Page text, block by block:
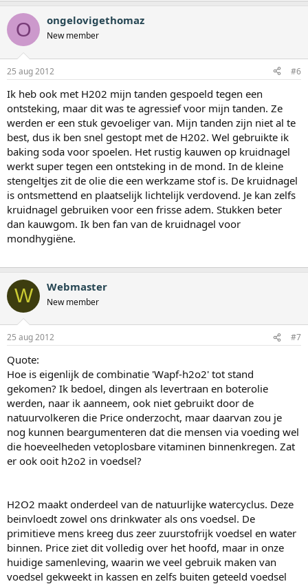
O ongelovigethomaz
New member
25 aug 2012 #6
Ik heb ook met H202 mijn tanden gespoeld tegen een
ontsteking, maar dit was te agressief voor mijn tanden. Ze
werden er een stuk gevoeliger van. Mijn tanden zijn niet al te
best, dus ik ben snel gestopt met de H202. Wel gebruikte ik
baking soda voor spoelen. Het rustig kauwen op kruidnagel
werkt super tegen een ontsteking in de mond. In de kleine
stengeltjes zit de olie die een werkzame stof is. De kruidnagel
is ontsmettend en plaatselijk lichtelijk verdovend. Je kan zelfs
kruidnagel gebruiken voor een frisse adem. Stukken beter
dan kauwgom. Ik ben fan van de kruidnagel voor
mondhygiëne.
W Webmaster
New member
25 aug 2012 #7
Quote:
Hoe is eigenlijk de combinatie 'Wapf-h2o2' tot stand
gekomen? Ik bedoel, dingen als levertraan en boterolie
werden, naar ik aanneem, ook niet gebruikt door de
natuurvolkeren die Price onderzocht, maar daarvan zou je
nog kunnen beargumenteren dat die mensen via voeding wel
die hoeveelheden vetoplosbare vitaminen binnenkregen. Zat
er ook ooit h2o2 in voedsel?
H2O2 maakt onderdeel van de natuurlijke watercyclus. Deze
beinvloedt zowel ons drinkwater als ons voedsel. De
primitieve mens kreeg dus zeer zuurstofrijk voedsel en water
binnen. Price ziet dit volledig over het hoofd, maar in onze
huidige samenleving, waarin we veel gebruik maken van
voedsel gekweekt in kassen en zelfs buiten geteeld voedsel